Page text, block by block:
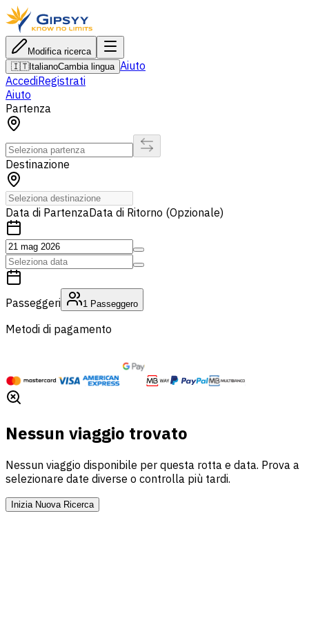
Modifica ricerca
🇮🇹ItalianoCambia lingua Aiuto
AccediRegistrati
Aiuto
Partenza
Destinazione
Data di PartenzaData di Ritorno (Opzionale)
Passeggeri 1 Passeggero
Metodi di pagamento
Nessun viaggio trovato
Nessun viaggio disponibile per questa rotta e data. Prova a
selezionare date diverse o controlla più tardi.
Inizia Nuova Ricerca